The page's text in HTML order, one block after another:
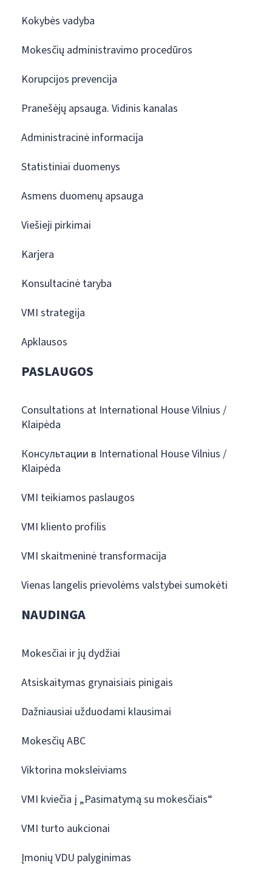
Kokybės vadyba
Mokesčių administravimo procedūros
Korupcijos prevencija
Pranešėjų apsauga. Vidinis kanalas
Administracinė informacija
Statistiniai duomenys
Asmens duomenų apsauga
Viešieji pirkimai
Karjera
Konsultacinė taryba
VMI strategija
Apklausos
PASLAUGOS
Consultations at International House Vilnius /
Klaipėda
Консультации в International House Vilnius /
Klaipėda
VMI teikiamos paslaugos
VMI kliento profilis
VMI skaitmeninė transformacija
Vienas langelis prievolėms valstybei sumokėti
NAUDINGA
Mokesčiai ir jų dydžiai
Atsiskaitymas grynaisiais pinigais
Dažniausiai užduodami klausimai
Mokesčių ABC
Viktorina moksleiviams
VMI kviečia į „Pasimatymą su mokesčiais“
VMI turto aukcionai
Įmonių VDU palyginimas